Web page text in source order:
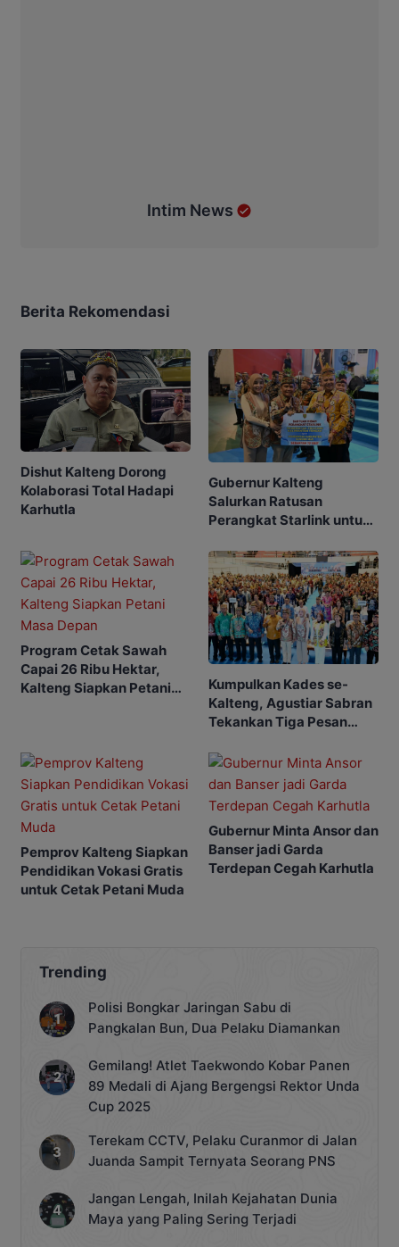
Intim News
Berita Rekomendasi
Dishut Kalteng Dorong
Kolaborasi Total Hadapi
Karhutla
Gubernur Kalteng
Salurkan Ratusan
Perangkat Starlink untuk
Program Cetak Sawah
Capai 26 Ribu Hektar,
Kalteng Siapkan Petani
Kumpulkan Kades se-
Kalteng, Agustiar Sabran
Tekankan Tiga Pesan
Pemprov Kalteng Siapkan
Pendidikan Vokasi Gratis
untuk Cetak Petani Muda
Gubernur Minta Ansor dan
Banser jadi Garda
Terdepan Cegah Karhutla
Trending
Polisi Bongkar Jaringan Sabu di
Pangkalan Bun, Dua Pelaku Diamankan
Gemilang! Atlet Taekwondo Kobar Panen
89 Medali di Ajang Bergengsi Rektor Unda
Cup 2025
Terekam CCTV, Pelaku Curanmor di Jalan
Juanda Sampit Ternyata Seorang PNS
Jangan Lengah, Inilah Kejahatan Dunia
Maya yang Paling Sering Terjadi